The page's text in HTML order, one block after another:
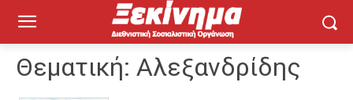
Θεματική: Αλεξανδρίδης